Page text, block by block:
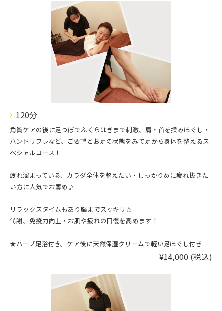
120分
角質ケアの後に足つぼでふくらはぎまで刺激、肩・首を揉みほぐし・
ハンドリフレなど、ご要望とお足の状態をみて足から身体を整えるス
ペシャルコース！
疲れ溜まっている、カラダ全体を整えたい・しっかりめに疲れ抜きた
い方に人気でお薦め♪
リラックスタイムもあり脳までスッキリ☆
代謝、免疫力向上・お肌や疲れの回復を高めます！
★ハーブ足浴付き。ケア後に天然保湿クリームで軽い足ほぐし付き
¥14,000 (税込)